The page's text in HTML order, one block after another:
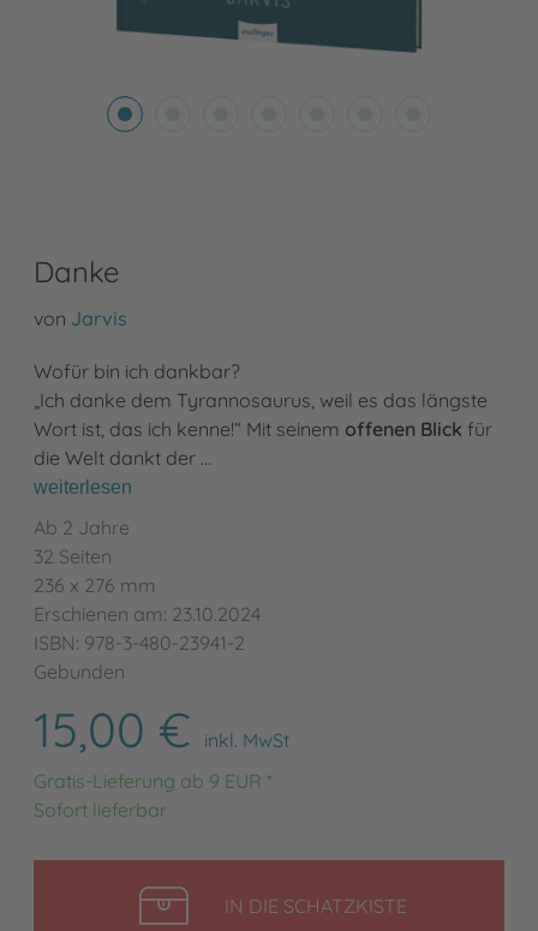
Danke
von Jarvis
Wofür bin ich dankbar?
„Ich danke dem Tyrannosaurus, weil es das längste
Wort ist, das ich kenne!“ Mit seinem offenen Blick für
die Welt dankt der …
weiterlesen
Ab 2 Jahre
32 Seiten
236 x 276 mm
Erschienen am: 23.10.2024
ISBN: 978-3-480-23941-2
Gebunden
15,00 €
inkl. MwSt
Gratis-Lieferung ab 9 EUR *
Sofort lieferbar
IN DIE SCHATZKISTELEGEN